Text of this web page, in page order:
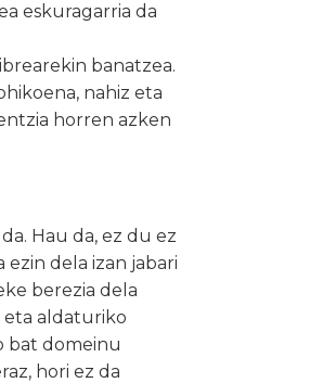
eskuragarria da
banatzea.
nahiz eta
horren azken
Hau da, ez du ez
dela izan jabari
berezia dela
eta aldaturiko
bat domeinu
hori ez da